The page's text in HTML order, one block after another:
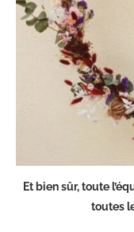
Et bien sûr, toute
toutes